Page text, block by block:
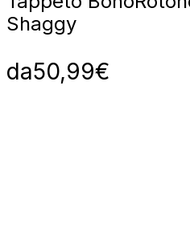
Shaggy
da50,99€